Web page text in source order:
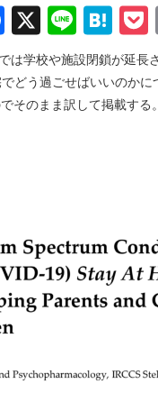
Facebook
X Line
は学校や施設閉鎖が延長
どう過ごせばいいのか
そのまま訳して掲載する。